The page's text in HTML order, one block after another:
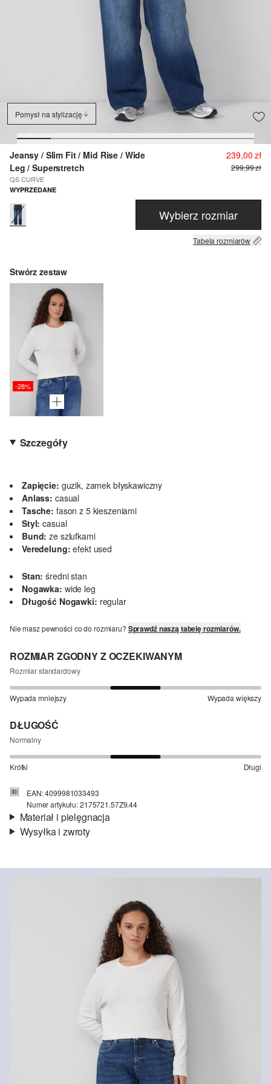
Pomysł na stylizację
Jeansy / Slim Fit / Mid Rise / Wide
Leg / Superstretch
QS CURVE
239,00 zł
299,99 zł
WYPRZEDANE
Wybierz rozmiar
Tabela rozmiarów
Stwórz zestaw
-28%
Szczegóły
Zapięcie: guzik, zamek błyskawiczny
Anlass: casual
Tasche: fason z 5 kieszeniami
Styl: casual
Bund: ze szlufkami
Veredelung: efekt used
Stan: średni stan
Nogawka: wide leg
Długość Nogawki: regular
Nie masz pewności co do rozmiaru? Sprawdź naszą tabelę rozmiarów.
ROZMIAR ZGODNY Z OCZEKIWANYM
Rozmiar standardowy
Wypada mniejszy Wypada większy
DŁUGOŚĆ
Normalny
Krótki Długi
EAN: 4099981033493
Numer artykułu: 2175721.57Z9.44
Materiał i pielęgnacja
Material: mieszanka bawełniana
Nie wybielać/nie chlorować
Prasować w niskiej temperaturze
Nie czyścić chemicznie
Pranie standardowe 30°C
Wysyłka i zwroty
Czas dostawy jest wyświetlany podczas procesu zamówienia (kroki
Koszt wysyłki wynosi 15 zł (opłata ryczałtowa).
Zwrot produktów możliwy jest w ciągu 14 dni.